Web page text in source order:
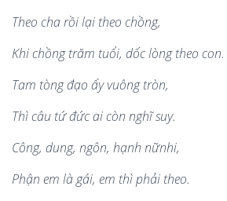
Theo cha rồi lại theo chồng,
Khi chồng trăm tuổi, dốc lòng theo con.
Tam tòng đạo ấy vuông tròn,
Thìcâu tứ đức ai còn nghĩ suy.
Công, dung, ngôn, hạnh nữnhi,
Phận em làgái, em thìphải theo.